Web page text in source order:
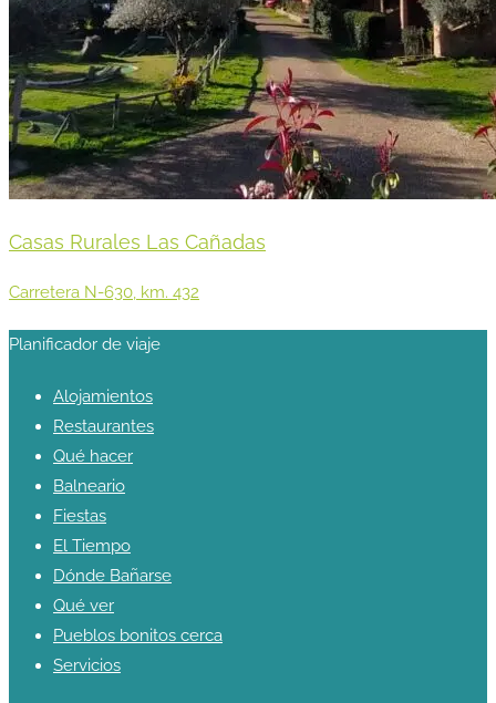
Casas Rurales Las Cañadas
Carretera N-630, km. 432
Planificador de viaje
Alojamientos
Restaurantes
Qué hacer
Balneario
Fiestas
El Tiempo
Dónde Bañarse
Qué ver
Pueblos bonitos cerca
Servicios